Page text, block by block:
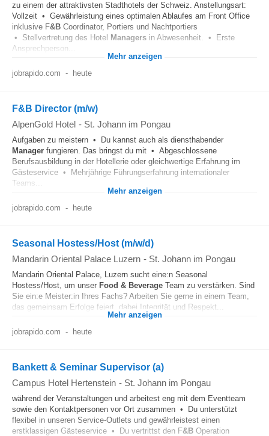
zu einem der attraktivsten Stadthotels der Schweiz. Anstellungsart:
Vollzeit • Gewährleistung eines optimalen Ablaufes am Front Office
inklusive F&B Coordinator, Portiers und Nachtportiers
• Stellvertretung des Hotel Managers in Abwesenheit. • Erste
Ansprechperson...
Mehr anzeigen
jobrapido.com - heute
F&B Director (m/w)
AlpenGold Hotel - St. Johann im Pongau
Aufgaben zu meistern • Du kannst auch als diensthabender
Manager fungieren. Das bringst du mit • Abgeschlossene
Berufsausbildung in der Hotellerie oder gleichwertige Erfahrung im
Gästeservice • Mehrjährige Führungserfahrung internationaler
Teams...
Mehr anzeigen
jobrapido.com - heute
Seasonal Hostess/Host (m/w/d)
Mandarin Oriental Palace Luzern - St. Johann im Pongau
Mandarin Oriental Palace, Luzern sucht eine:n Seasonal
Hostess/Host, um unser Food & Beverage Team zu verstärken. Sind
Sie ein:e Meister:in Ihres Fachs? Arbeiten Sie gerne in einem Team,
das gemeinsam Erfolge feiert, dabei Integrität und Respekt...
Mehr anzeigen
jobrapido.com - heute
Bankett & Seminar Supervisor (a)
Campus Hotel Hertenstein - St. Johann im Pongau
während der Veranstaltungen und arbeitest eng mit dem Eventteam
sowie den Kontaktpersonen vor Ort zusammen • Du unterstützt
flexibel in unseren Service-Outlets und gewährleistest einen
erstklassigen Gästeservice • Du vertrittst den F&B Operation